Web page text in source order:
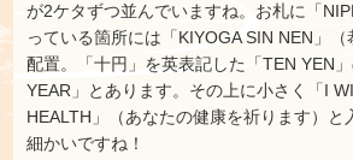
が2ケタずつ並んでいますね。お札に「
っている箇所には「KIYOGA SIN NEN」
配置。「十円」を英表記した「TEN YEN
YEAR」とあります。その上に小さく「I
HEALTH」（あなたの健康を祈ります）と
細かいですね！